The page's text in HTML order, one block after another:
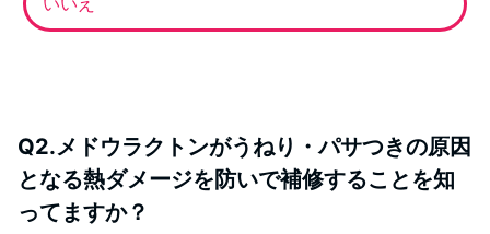
Q2.メドウラクトンがうねり・パサつきの原因
となる熱ダメージを防いで補修することを知
ってますか？